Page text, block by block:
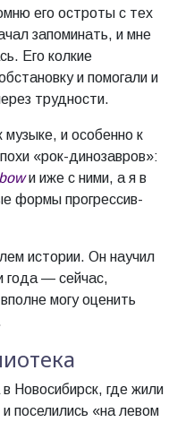
его остроты с тех
запоминать, и мне
Его колкие
и помогали и
трудности.
и особенно к
«рок-динозавров»:
и иже с ними, а я в
формы прогрессив-
истории. Он научил
года — сейчас,
могу оценить
Новосибирск, где жили
поселились «на левом